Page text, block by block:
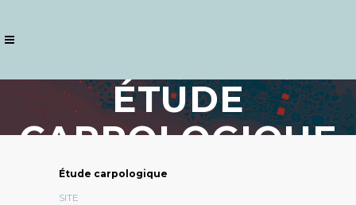
ÉTUDE
CARPOLOGIQUE
VALERGUES
Étude carpologique
SITE